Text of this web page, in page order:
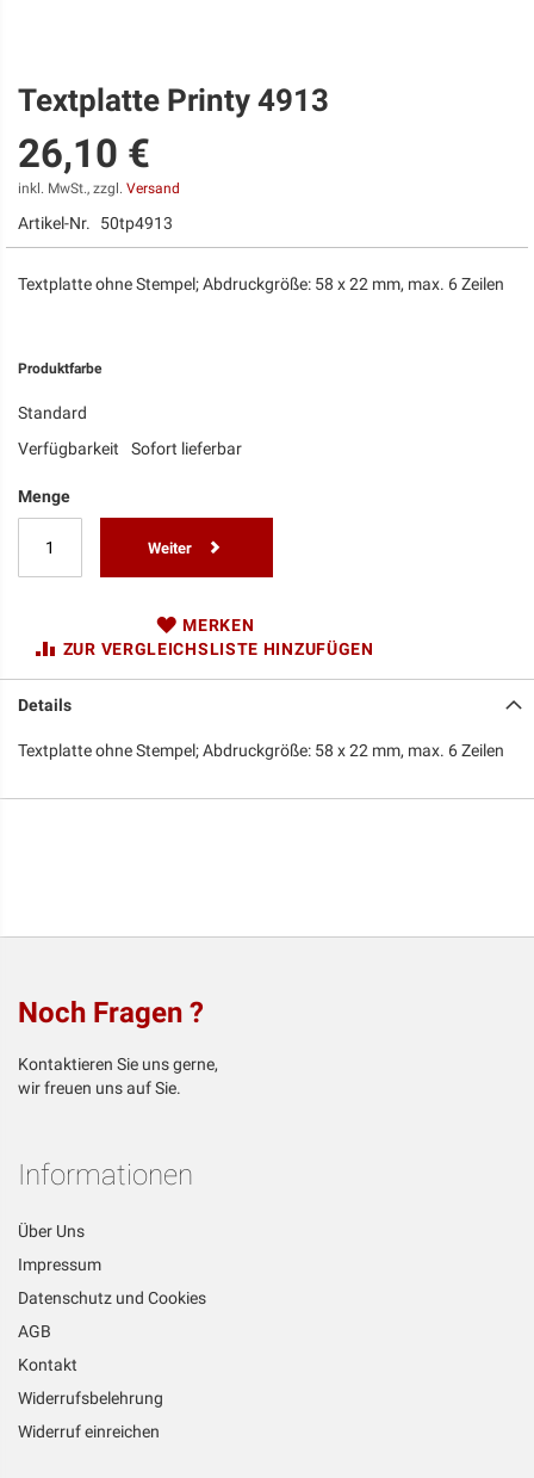
Zum
Anfang
der
Bildgalerie
springen
Textplatte Printy 4913
26,10 €
inkl. MwSt., zzgl. Versand
Artikel-Nr. 50tp4913
Textplatte ohne Stempel; Abdruckgröße: 58 x 22 mm, max. 6 Zeilen
Produktfarbe
Standard
Verfügbarkeit
Sofort lieferbar
Menge
Weiter
MERKEN
ZUR VERGLEICHSLISTE HINZUFÜGEN
Details
Textplatte ohne Stempel; Abdruckgröße: 58 x 22 mm, max. 6 Zeilen
Noch Fragen ?
Kontaktieren Sie uns gerne,
wir freuen uns auf Sie.
Informationen
Über Uns
Impressum
Datenschutz und Cookies
AGB
Kontakt
Widerrufsbelehrung
Widerruf einreichen